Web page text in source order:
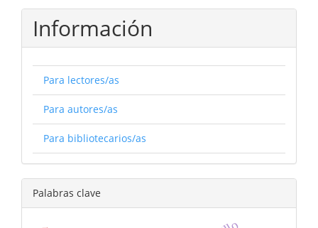
Información
Para lectores/as
Para autores/as
Para bibliotecarios/as
Palabras clave